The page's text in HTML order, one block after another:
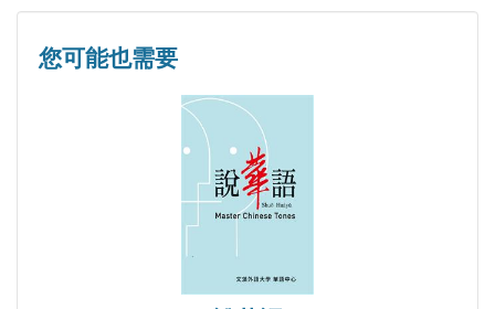
關於作者 About the Author 著者紹介
世界各地的推薦序 Foreword 推薦者挨拶
您可能也需要